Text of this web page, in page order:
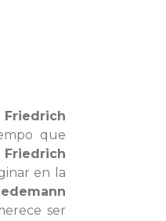
Friedrich
que
Friedrich
en la
ser